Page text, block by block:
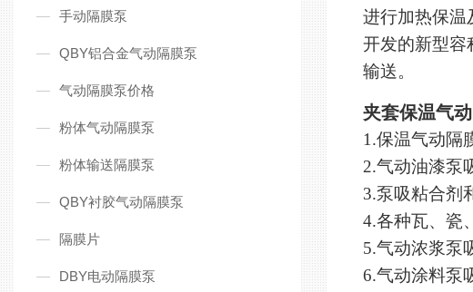
手动隔膜泵
QBY铝合金气动隔膜泵
气动隔膜泵价格
粉体气动隔膜泵
粉体输送隔膜泵
QBY衬胶气动隔膜泵
隔膜片
DBY电动隔膜泵
进行加热保温
开发的新型容
输送。
夹套保温气
1 .保温气动隔
2.气动油漆泵
3.泵吸粘合剂
4.各种瓦、瓷
5.气动浓浆泵
6.气动涂料泵